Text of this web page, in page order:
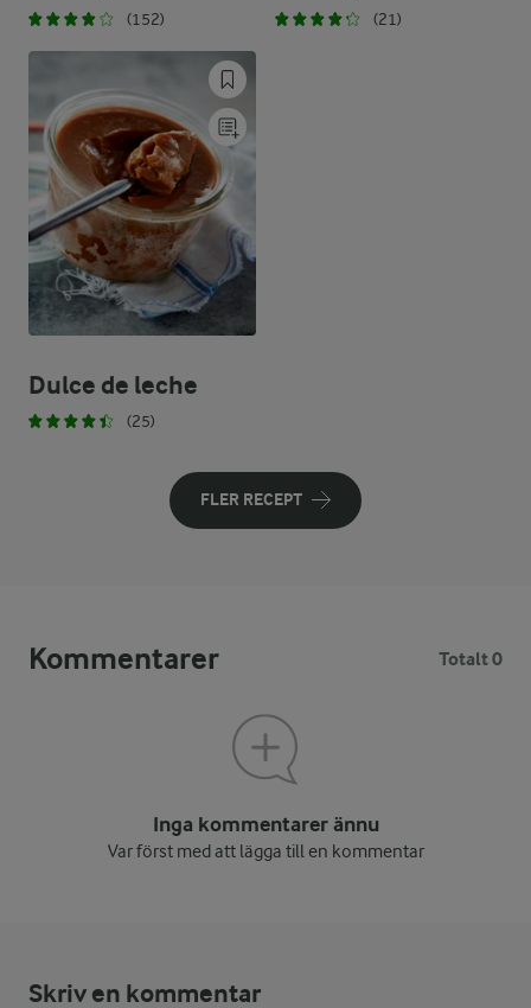
(152) (21)
Dulce de leche
(25)
FLER RECEPT
Kommentarer Totalt 0
Inga kommentarer ännu
Var först med att lägga till en kommentar
Skriv en kommentar